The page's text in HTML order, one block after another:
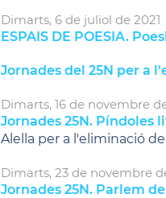
Dimarts, 6 dejuliol de2021
ESPAIS DE POESIA.
Jornades del 25N per a
Dimarts, 16 denovembre
Jornades 25N. Píndoles
Alella per a l'eliminació
Dimarts, 23 denovembre
Jornades 25N. Parlem